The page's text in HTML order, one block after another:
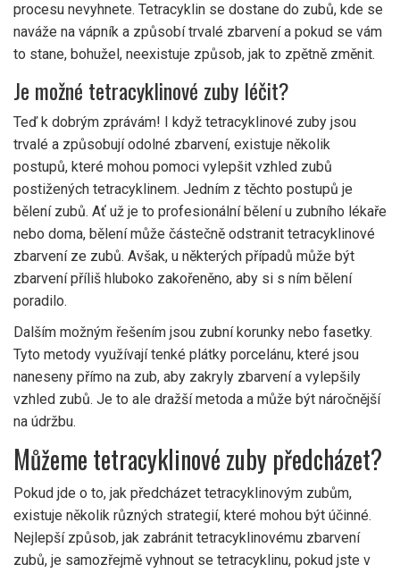
procesu nevyhnete. Tetracyklin se dostane do zubů, kde se
naváže na vápník a způsobí trvalé zbarvení a pokud se vám
to stane, bohužel, neexistuje způsob, jak to zpětně změnit.
Je možné tetracyklinové zuby léčit?
Teď k dobrým zprávám! I když tetracyklinové zuby jsou
trvalé a způsobují odolné zbarvení, existuje několik
postupů, které mohou pomoci vylepšit vzhled zubů
postižených tetracyklinem. Jedním z těchto postupů je
bělení zubů. Ať už je to profesionální bělení u zubního lékaře
nebo doma, bělení může částečně odstranit tetracyklinové
zbarvení ze zubů. Avšak, u některých případů může být
zbarvení příliš hluboko zakořeněno, aby si s ním bělení
poradilo.
Dalším možným řešením jsou zubní korunky nebo fasetky.
Tyto metody využívají tenké plátky porcelánu, které jsou
naneseny přímo na zub, aby zakryly zbarvení a vylepšily
vzhled zubů. Je to ale dražší metoda a může být náročnější
na údržbu.
Můžeme tetracyklinové zuby předcházet?
Pokud jde o to, jak předcházet tetracyklinovým zubům,
existuje několik různých strategií, které mohou být účinné.
Nejlepší způsob, jak zabránit tetracyklinovému zbarvení
zubů, je samozřejmě vyhnout se tetracyklinu, pokud jste v